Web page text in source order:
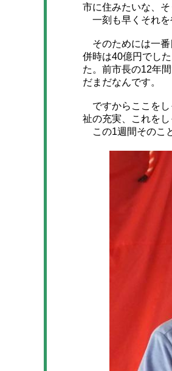
市に住みたいな、そ
一刻も早くそれを
そのためには一番
併時は40億円でし
た。前市長の12年
だまだなんです。
ですからここをし
祉の充実、これをし
この1週間そのこ